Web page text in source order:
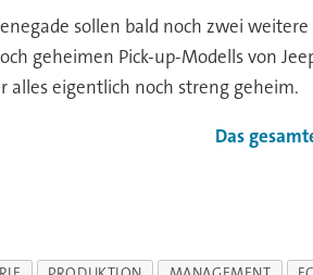
sollen bald noch zwei
geheimen Pick-up-Modells von
alles eigentlich noch streng geheim.
Das